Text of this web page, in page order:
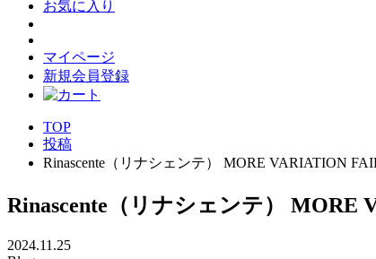
お気に入り
マイページ
新規会員登録
TOP
投稿
Rinascente（リナシェンテ） MORE VARIATION
Rinascente（リナシェンテ）
2024.11.25